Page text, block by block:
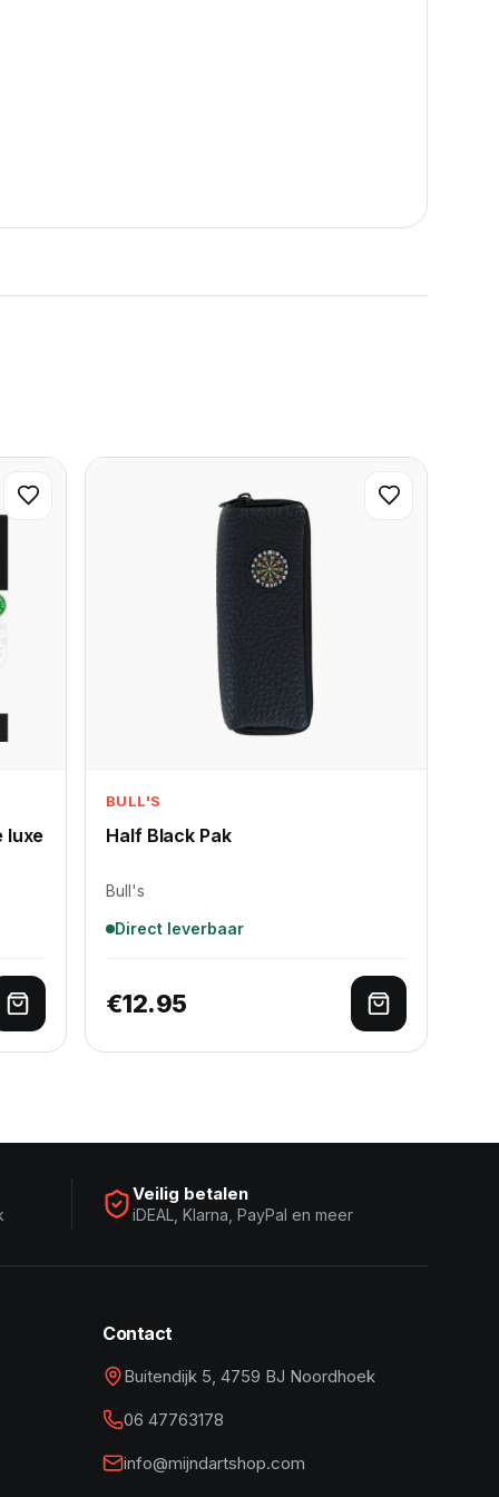
luxe
Toevoegen aan winkelwagen
BULL'S
Half Black Pak
Bull's
Direct leverbaar
€12.95 Toevoegen
Veilig betalen
iDEAL, Klarna, PayPal en meer
Contact
Buitendijk 5, 4759 BJ Noordhoek
06 47763178
info@mijndartshop.com